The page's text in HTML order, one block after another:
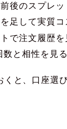
後のスプレッ
足して実質コ
で注文履歴を
数と相性を見る
くと、口座選